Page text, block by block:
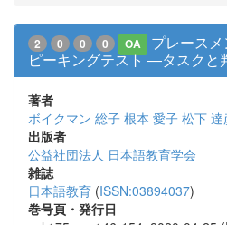
2 0 0 0 OA
プレース
ピーキングテスト ―タスク
著者
ボイクマン 総子 根本 愛子 松下 達
出版者
公益社団法人 日本語教育学会
雑誌
日本語教育 (ISSN:03894037)
巻号頁・発行日